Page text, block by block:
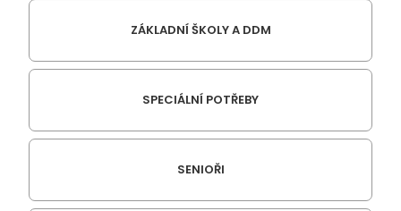
ZÁKLADNÍ ŠKOLY A DDM
SPECIÁLNÍ POTŘEBY
SENIOŘI